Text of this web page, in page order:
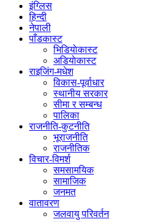
इंग्लिस
हिन्दी
नेपाली
पाँडकास्ट
भिडियाेकास्ट
अडियाेकास्ट
राइजिंग-मधेश
विकास-पूर्वाधार
स्थानीय सरकार
सीमा र सम्बन्ध
पालिका
राजनीति-कुटनीति
भूराजनीति
राजनीतिक
विचार-विमर्श
समसामयिक
सामाजिक
जनमत
वातावरण
जलवायु परिवर्तन